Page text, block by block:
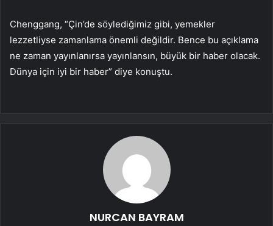
Chenggang, “Çin’de söylediğimiz gibi, yemekler
lezzetliyse zamanlama önemli değildir. Bence bu açıklama
ne zaman yayınlanırsa yayınlansın, büyük bir haber olacak.
Dünya için iyi bir haber” diye konuştu.
NURCAN BAYRAM